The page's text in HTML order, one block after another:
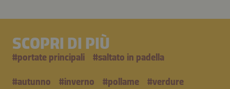
SCOPRI DI PIÙ
#portate principali #saltato in padella
#autunno #inverno #pollame #verdure